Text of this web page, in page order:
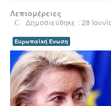
Κόσμος
Απόψεις
Τεχνολογία
Υγεία
Πολιτισμός
Λεπτομέρειες
Δημοσιεύθηκε : 28
Ευρωπαϊκή Ένωση